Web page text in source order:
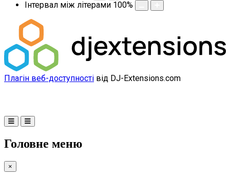
Інтервал між літерами 100%
Плагін веб-доступності від DJ-Extensions.com
Головне меню
×